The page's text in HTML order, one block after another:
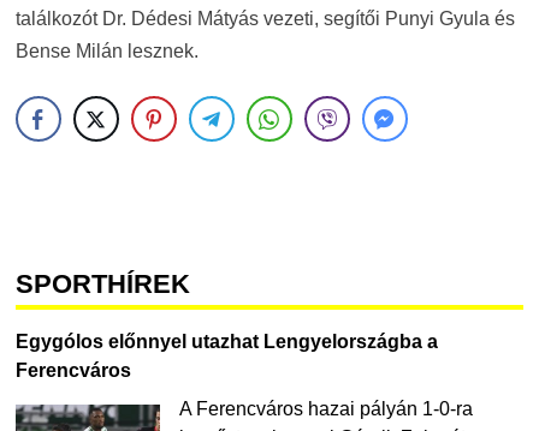
találkozót Dr. Dédesi Mátyás vezeti, segítői Punyi Gyula és
Bense Milán lesznek.
SPORTHÍREK
Egygólos előnnyel utazhat Lengyelországba a
Ferencváros
A Ferencváros hazai pályán 1-0-ra